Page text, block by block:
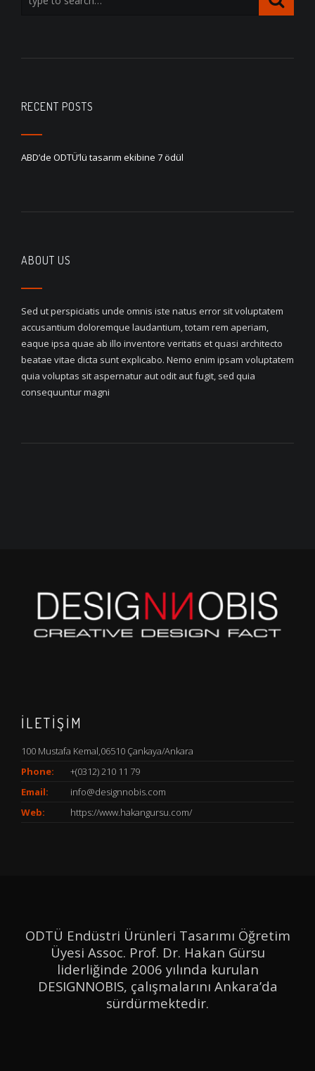
RECENT POSTS
ABD’de ODTÜ’lü tasarım ekibine 7 ödül
ABOUT US
Sed ut perspiciatis unde omnis iste natus error sit voluptatem
accusantium doloremque laudantium, totam rem aperiam,
eaque ipsa quae ab illo inventore veritatis et quasi architecto
beatae vitae dicta sunt explicabo. Nemo enim ipsam voluptatem
quia voluptas sit aspernatur aut odit aut fugit, sed quia
consequuntur magni
İLETİŞİM
100 Mustafa Kemal,06510 Çankaya/Ankara
Phone:
+(0312) 210 11 79
Email:
info@designnobis.com
Web:
https://www.hakangursu.com/
ODTÜ Endüstri Ürünleri Tasarımı Öğretim
Üyesi Assoc. Prof. Dr. Hakan Gürsu
liderliğinde 2006 yılında kurulan
DESIGNNOBIS, çalışmalarını Ankara’da
sürdürmektedir.